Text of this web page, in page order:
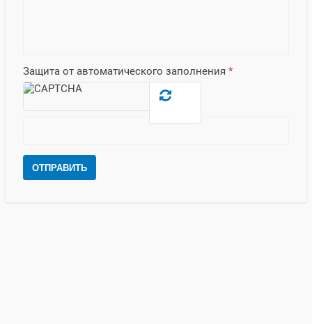
Защита от автоматического заполнения *
ОТПРАВИТЬ